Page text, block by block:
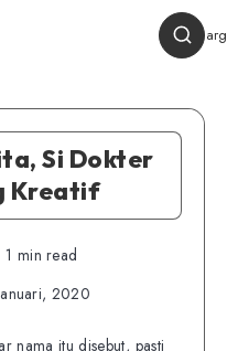
Si Dokter
Kreatif
1 min read
2020
nama itu disebut, pasti